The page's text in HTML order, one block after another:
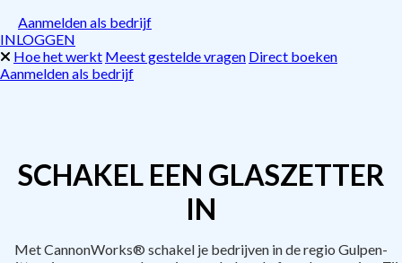
Aanmelden als bedrijf
INLOGGEN
Hoe het werkt Meest gestelde vragen Direct boeken
Aanmelden als bedrijf
SCHAKEL EEN GLASZETTER
IN
Met CannonWorks® schakel je bedrijven in de regio Gulpen-